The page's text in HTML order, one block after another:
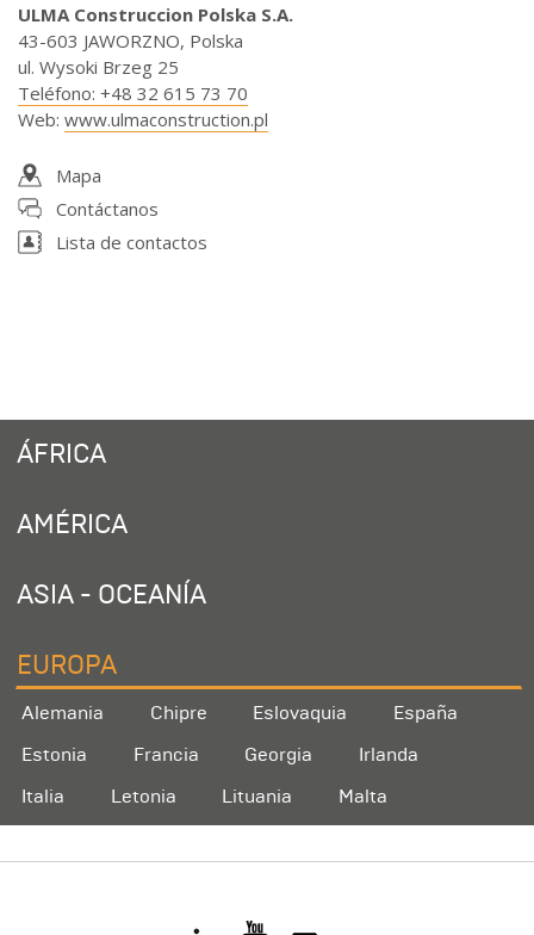
ULMA Construccion Polska S.A.
43-603 JAWORZNO, Polska
ul. Wysoki Brzeg 25
Teléfono: +48 32 615 73 70
Web: www.ulmaconstruction.pl
Mapa
Contáctanos
Lista de contactos
ÁFRICA
AMÉRICA
ASIA - OCEANÍA
EUROPA
Alemania Chipre Eslovaquia
España
Estonia
Francia Georgia
Irlanda
Italia
Letonia Lituania
Malta